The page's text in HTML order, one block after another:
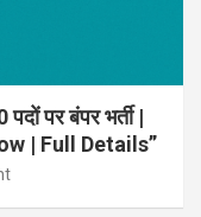
पर बंपर भर्ती |
| Full Details”